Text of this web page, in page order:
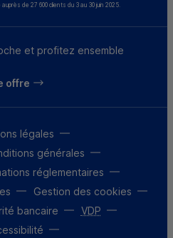
de 27 600 clients du 3 au 30 juin 2025.
et profitez ensemble
offre
légales
générales
réglementaires
Gestion des cookies
bancaire
VDP